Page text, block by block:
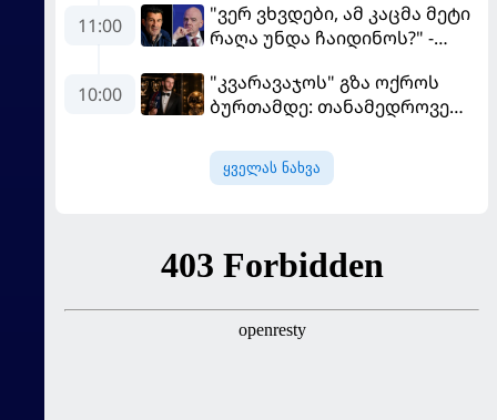
გვსურს" - მიკელ არტეტა
11:00
"ვერ ვხვდები, ამ კაცმა მეტი
რაღა უნდა ჩაიდინოს?" -
გადადგომას მოითხოვს
10:00
"კვარავაჯოს" გზა ოქროს
ბურთამდე: თანამედროვე
ყველას ნახვა